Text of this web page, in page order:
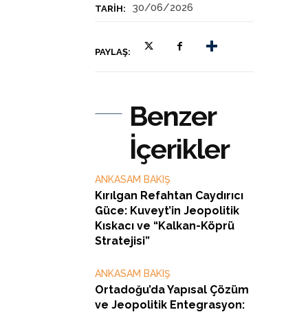
TARIH: 30/06/2026
PAYLAŞ:
Benzer
İçerikler
ANKASAM BAKIŞ
Kırılgan Refahtan Caydırıcı
Güce: Kuveyt’in Jeopolitik
Kıskacı ve “Kalkan-Köprü
Stratejisi”
ANKASAM BAKIŞ
Ortadoğu’da Yapısal Çözüm
ve Jeopolitik Entegrasyon: